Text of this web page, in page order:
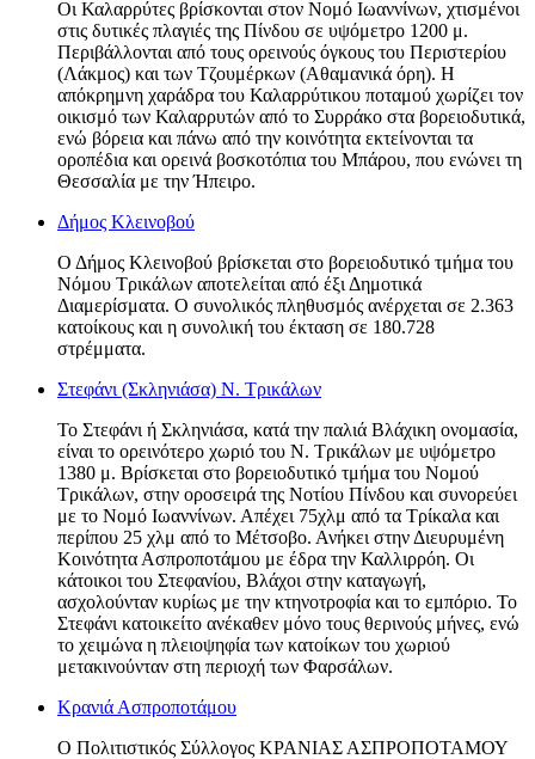
Οι Καλαρρύτες βρίσκονται στον Νομό Ιωαννίνων, χτισμένοι
στις δυτικές πλαγιές της Πίνδου σε υψόμετρο 1200 μ.
Περιβάλλονται από τους ορεινούς όγκους του Περιστερίου
(Λάκμος) και των Τζουμέρκων (Αθαμανικά όρη). Η
απόκρημνη χαράδρα του Καλαρρύτικου ποταμού χωρίζει τον
οικισμό των Καλαρρυτών από το Συρράκο στα βορειοδυτικά,
ενώ βόρεια και πάνω από την κοινότητα εκτείνονται τα
οροπέδια και ορεινά βοσκοτόπια του Μπάρου, που ενώνει τη
Θεσσαλία με την Ήπειρο.
Δήμος Κλεινοβού
Ο Δήμος Κλεινοβού βρίσκεται στο βορειοδυτικό τμήμα του
Νόμου Τρικάλων αποτελείται από έξι Δημοτικά
Διαμερίσματα. Ο συνολικός πληθυσμός ανέρχεται σε 2.363
κατοίκους και η συνολική του έκταση σε 180.728
στρέμματα.
Στεφάνι (Σκληνιάσα) Ν. Τρικάλων
Το Στεφάνι ή Σκληνιάσα, κατά την παλιά Βλάχικη ονομασία,
είναι το ορεινότερο χωριό του Ν. Τρικάλων με υψόμετρο
1380 μ. Βρίσκεται στο βορειοδυτικό τμήμα του Νομού
Τρικάλων, στην οροσειρά της Νοτίου Πίνδου και συνορεύει
με το Νομό Ιωαννίνων. Απέχει 75χλμ από τα Τρίκαλα και
περίπου 25 χλμ από το Μέτσοβο. Ανήκει στην Διευρυμένη
Κοινότητα Ασπροποτάμου με έδρα την Καλλιρρόη. Οι
κάτοικοι του Στεφανίου, Βλάχοι στην καταγωγή,
ασχολούνταν κυρίως με την κτηνοτροφία και το εμπόριο. Το
Στεφάνι κατοικείτο ανέκαθεν μόνο τους θερινούς μήνες, ενώ
το χειμώνα η πλειοψηφία των κατοίκων του χωριού
μετακινούνταν στη περιοχή των Φαρσάλων.
Κρανιά Ασπροποτάμου
Ο Πολιτιστικός Σύλλογος ΚΡΑΝΙΑΣ ΑΣΠΡΟΠΟΤΑΜΟΥ